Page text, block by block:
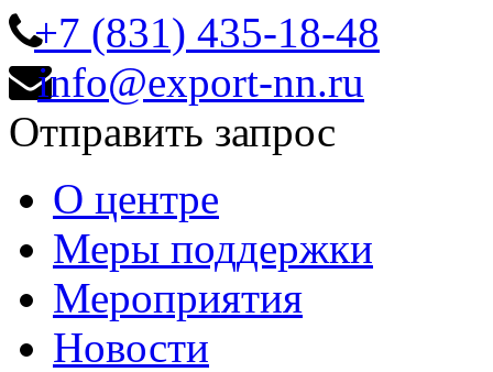
+7 (831) 435-18-48
info@export-nn.ru
Отправить запрос
О центре
Меры поддержки
Мероприятия
Новости